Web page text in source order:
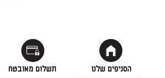
הסניפים שלנו תשלום מאובטח